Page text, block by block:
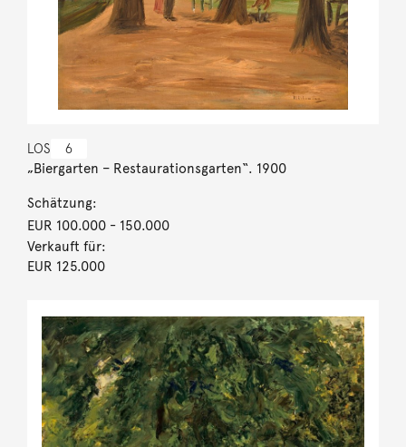
LOS 6
„Biergarten – Restaurationsgarten“. 1900
Schätzung:
EUR 100.000- 150.000
Verkauft für:
EUR 125.000